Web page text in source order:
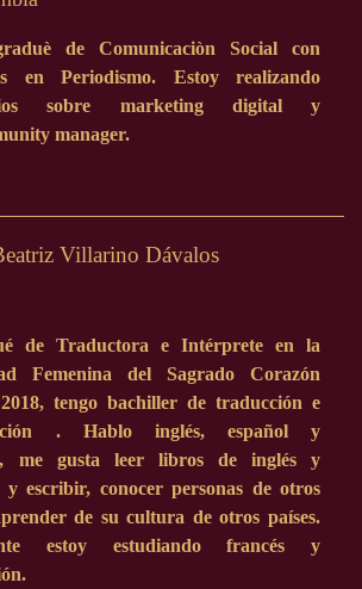
de Comunicaciòn Social con
en Periodismo. Estoy realizando
sobre marketing digital y
manager.
Villarino Dávalos
de Traductora e Intérprete en la
Femenina del Sagrado Corazón
tengo bachiller de traducción e
. Hablo inglés, español y
me gusta leer libros de inglés y
y escribir, conocer personas de otros
de su cultura de otros países.
estoy estudiando francés y